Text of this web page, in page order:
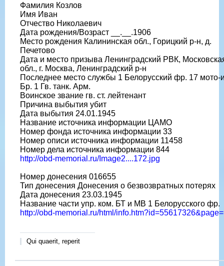
Фамилия Козлов
Имя Иван
Отчество Николаевич
Дата рождения/Возраст __.__.1906
Место рождения Калининская обл., Горицкий р-н, д.
Печетово
Дата и место призыва Ленинградский РВК,
обл., г. Москва, Ленинградский р-н
Последнее место службы 1 Белорусский фр. 17 мото-
Бр. 1 Гв. танк. Арм.
Воинское звание гв. ст. лейтенант
Причина выбытия убит
Дата выбытия 24.01.1945
Название источника информации ЦАМО
Номер фонда источника информации 33
Номер описи источника информации 11458
Номер дела источника информации 844
http://obd-memorial.ru/Image2....172.jpg
Номер донесения 016655
Тип донесения Донесения о безвозвратных потерях
Дата донесения 23.03.1945
Название части упр. ком. БТ и МВ 1 Белорусского фр.
http://obd-memorial.ru/html/
Qui quaerit, reperit